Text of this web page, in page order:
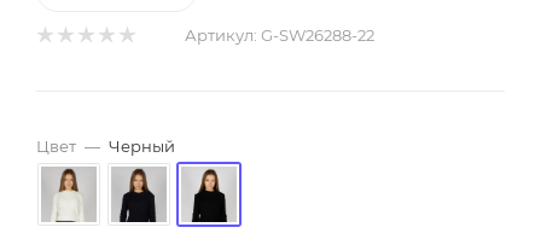
Артикул: G-SW26288-22
Цвет — Черный